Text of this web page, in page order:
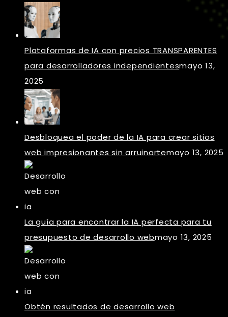
Plataformas de IA con precios TRANSPARENTES
para desarrolladores independientesmayo 13,
2025
Desbloquea el poder de la IA para crear sitios
web impresionantes sin arruinartemayo 13, 2025
La guía para encontrar la IA perfecta para tu
presupuesto de desarrollo webmayo 13, 2025
Obtén resultados de desarrollo web